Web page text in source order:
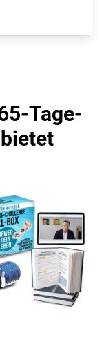
Tage-